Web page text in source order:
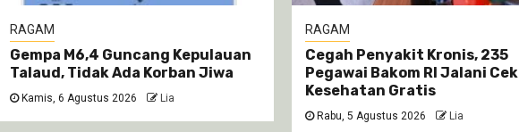
RAGAM
Gempa M6,4 Guncang Kepulauan
Talaud, Tidak Ada Korban Jiwa
Kamis, 6 Agustus 2026 Lia
RAGAM
Cegah Penyakit Kronis, 235
Pegawai Bakom RI Jalani Cek
Kesehatan Gratis
Rabu, 5 Agustus 2026 Lia